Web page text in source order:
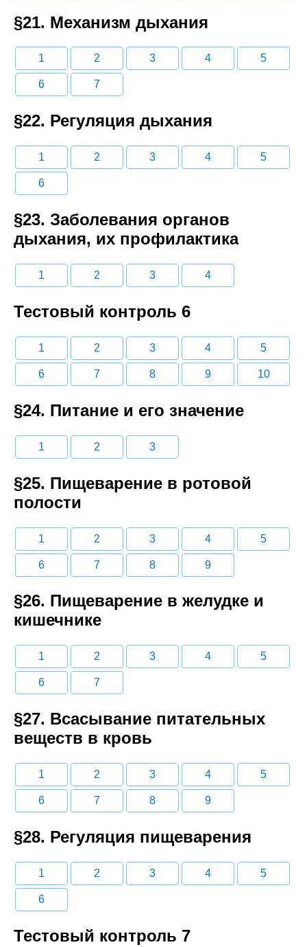
§21. Механизм дыхания
1 2 3 4 5
6 7
§22. Регуляция дыхания
1 2 3 4 5
6
§23. Заболевания органов
дыхания, их профилактика
1 2 3 4
Тестовый контроль 6
1 2 3 4 5
6 7 8 9 10
§24. Питание и его значение
1 2 3
§25. Пищеварение в ротовой
полости
1 2 3 4 5
6 7 8 9
§26. Пищеварение в желудке и
кишечнике
1 2 3 4 5
6 7
§27. Всасывание питательных
веществ в кровь
1 2 3 4 5
6 7 8 9
§28. Регуляция пищеварения
1 2 3 4 5
6
Тестовый контроль 7